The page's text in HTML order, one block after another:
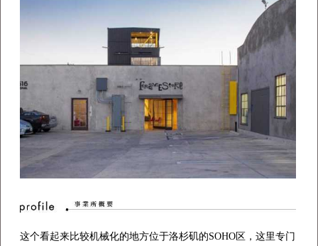
这个看起来比较机械化的地方位于洛杉矶的SOHO区，这里专门